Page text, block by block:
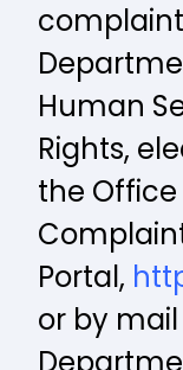
Human
Rights,
the Office
Portal,
or by mail